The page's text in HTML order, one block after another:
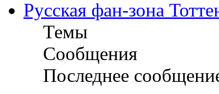
Русская фан-зона
Темы
Сообщения
Последнее